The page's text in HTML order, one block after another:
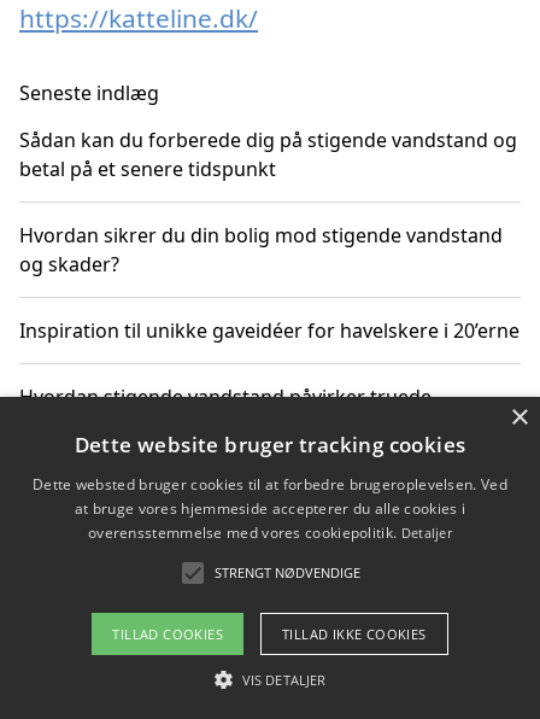
https://katteline.dk/
Seneste indlæg
Sådan kan du forberede dig på stigende vandstand og
betal på et senere tidspunkt
Hvordan sikrer du din bolig mod stigende vandstand
og skader?
Inspiration til unikke gaveidéer for havelskere i 20’erne
Hvordan stigende vandstand påvirker truede
Sådan vælger du de bedste vandrerygsække til
vandreture i Danmark
Copyright 2026 - Pilanto Aps
Om / kontakt
×
Dette website bruger tracking cookies
Dette websted bruger cookies til at forbedre brugeroplevelsen. Ved
at bruge vores hjemmeside accepterer du alle cookies i
overensstemmelse med vores cookiepolitik. Detaljer
STRENGT NØDVENDIGE
TILLAD COOKIES TILLAD IKKE COOKIES
VIS DETALJER